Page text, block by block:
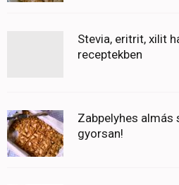
Stevia, eritrit, xilit
receptekben
Zabpelyhes almás
gyorsan!